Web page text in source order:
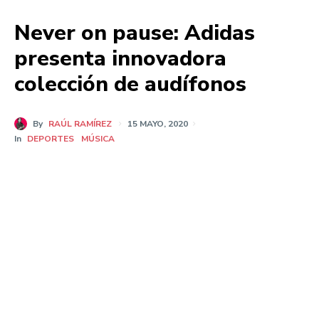
Never on pause: Adidas
presenta innovadora
colección de audífonos
By RAÚL RAMÍREZ
15 MAYO, 2020
In DEPORTES MÚSICA